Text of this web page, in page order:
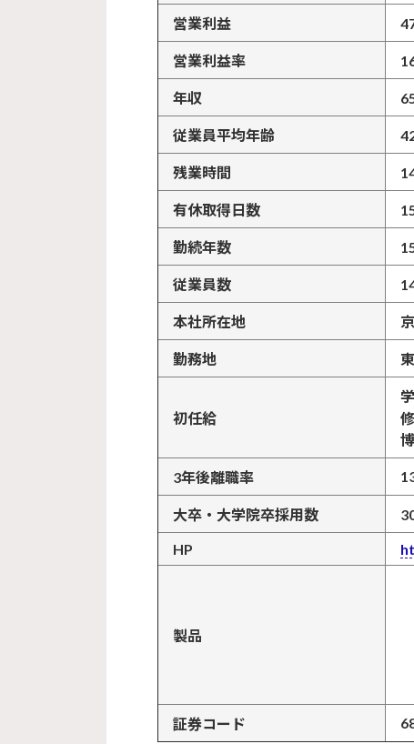
営業利益
営業利益率
年収
従業員平均年齢
残業時間
有休取得日数
勤続年数
従業員数
本社所在地
勤務地
初任給
3年後離職率
大卒・大学院卒採用数
HP
製品
証券コード